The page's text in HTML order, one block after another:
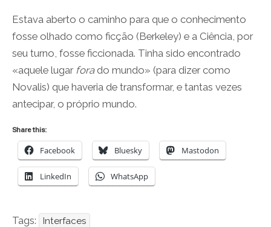
Estava aberto o caminho para que o conhecimento
fosse olhado como ficção (Berkeley) e a Ciência, por
seu turno, fosse ficcionada. Tinha sido encontrado
«aquele lugar forado mundo» (para dizer como
Novalis) que haveria de transformar, e tantas vezes
antecipar, o próprio mundo.
Share this:
Facebook Bluesky Mastodon
LinkedIn WhatsApp
Tags: Interfaces